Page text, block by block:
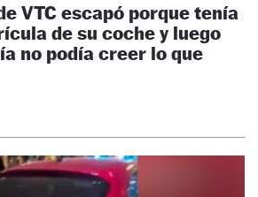
VTC escapó porque tenía
de su coche y luego
no podía creer lo que